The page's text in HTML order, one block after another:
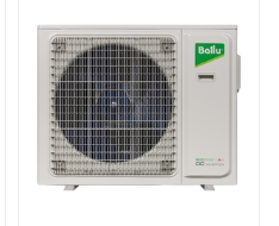
подключении
съемного Wi-Fi модуля